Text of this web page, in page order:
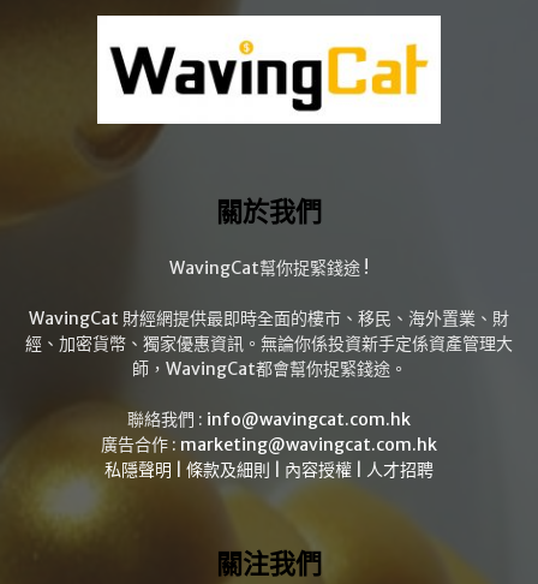
關於我們
WavingCat幫你捉緊錢途 !
WavingCat 財經網提供最即時全面的樓市、移民、海外置業、財
經、加密貨幣、獨家優惠資訊。無論你係投資新手定係資產管理大
師，WavingCat都會幫你捉緊錢途。
聯絡我們 : info@wavingcat.com.hk
廣告合作 : marketing@wavingcat.com.hk
私隱聲明
條款及細則 內容授權 人才招聘
關注我們